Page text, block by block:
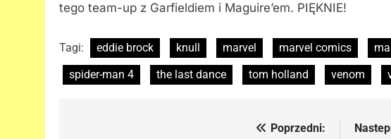
tego team-up z Garfieldiem i Maguire’em. PIĘKNIE!
Tagi: eddie brock knull marvel marvel comics
spider-man 4
the last dance tom holland venom
Poprzedni: